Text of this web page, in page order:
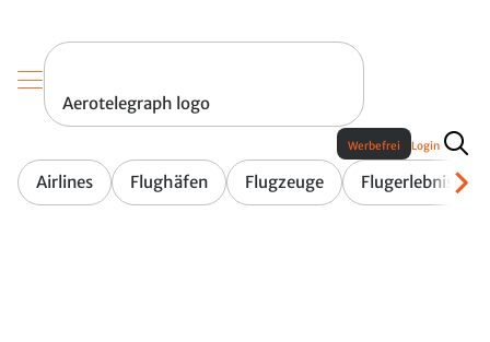
Aerotelegraph logo
Airlines Flughäfen Flugzeuge Flugerlebnis
Werbefrei Login